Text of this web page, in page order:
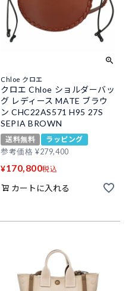
Chloe クロエ
クロエ Chloe ショルダーバッ
グ レディース MATE ブラウ
ン CHC22AS571 H95 27S
SEPIA BROWN
送料無料
ラッピング
参考価格 ¥279,400
¥170,800税込
カートに入れる